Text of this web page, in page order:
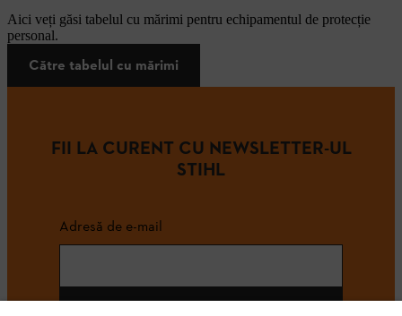
Aici veți găsi tabelul cu mărimi pentru echipamentul de protecție
personal.
Către tabelul cu mărimi
FII LA CURENT CU NEWSLETTER-UL
STIHL
Adresă de e-mail